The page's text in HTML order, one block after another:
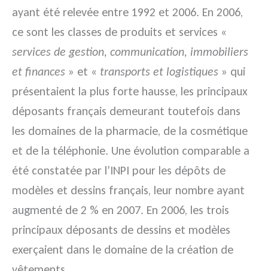
ayant été relevée entre 1992 et 2006. En 2006,
ce sont les classes de produits et services «
services de gestion, communication, immobiliers
et finances » et « transports et logistiques » qui
présentaient la plus forte hausse, les principaux
déposants français demeurant toutefois dans
les domaines de la pharmacie, de la cosmétique
et de la téléphonie. Une évolution comparable a
été constatée par l’INPI pour les dépôts de
modèles et dessins français, leur nombre ayant
augmenté de 2 % en 2007. En 2006, les trois
principaux déposants de dessins et modèles
exerçaient dans le domaine de la création de